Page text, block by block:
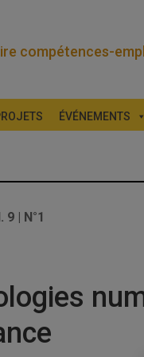
ÉVÉNEMENTS
9 | N°1